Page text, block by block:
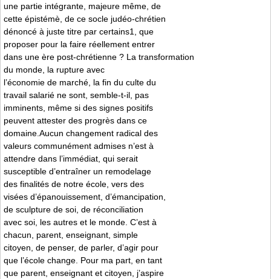
une partie intégrante, majeure même, de
cette épistémè, de ce socle judéo-chrétien
dénoncé à juste titre par certains1, que
proposer pour la faire réellement entrer
dans une ère post-chrétienne ? La transformation
du monde, la rupture avec
l’économie de marché, la fin du culte du
travail salarié ne sont, semble-t-il, pas
imminents, même si des signes positifs
peuvent attester des progrès dans ce
domaine.Aucun changement radical des
valeurs communément admises n’est à
attendre dans l’immédiat, qui serait
susceptible d’entraîner un remodelage
des finalités de notre école, vers des
visées d’épanouissement, d’émancipation,
de sculpture de soi, de réconciliation
avec soi, les autres et le monde. C’est à
chacun, parent, enseignant, simple
citoyen, de penser, de parler, d’agir pour
que l’école change. Pour ma part, en tant
que parent, enseignant et citoyen, j’aspire